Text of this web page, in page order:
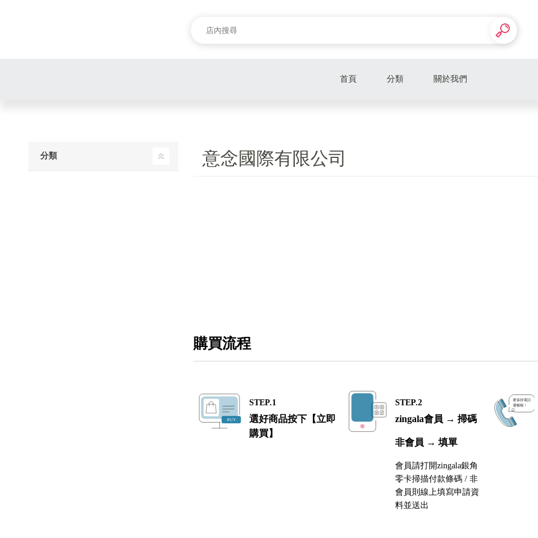
首頁 分類 關於我們
意念國際有限公司
購買流程
STEP.1
選好商品按下【立即
購買】
STEP.2
zingala會員 → 掃碼
非會員 → 填單
會員請打開zingala銀角
零卡掃描付款條碼 / 非
會員則線上填寫申請資
料並送出
分類